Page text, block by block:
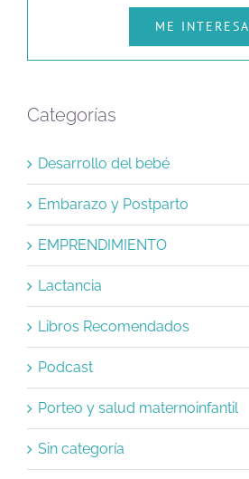
ME INTERESA
Categorías
Desarrollo del bebé
Embarazo y Postparto
EMPRENDIMIENTO
Lactancia
Libros Recomendados
Podcast
Porteo y salud maternoinfantil
Sin categoría